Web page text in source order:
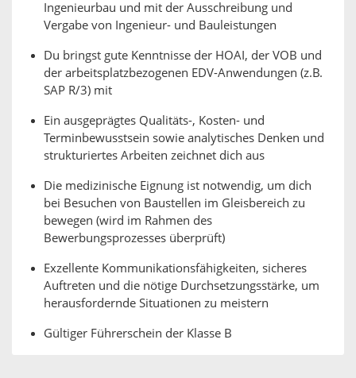
Ingenieurbau und mit der Ausschreibung und
Vergabe von Ingenieur- und Bauleistungen
Du bringst gute Kenntnisse der HOAI, der VOB und
der arbeitsplatzbezogenen EDV-Anwendungen (z.B.
SAP R/3) mit
Ein ausgeprägtes Qualitäts-, Kosten- und
Terminbewusstsein sowie analytisches Denken und
strukturiertes Arbeiten zeichnet dich aus
Die medizinische Eignung ist notwendig, um dich
bei Besuchen von Baustellen im Gleisbereich zu
bewegen (wird im Rahmen des
Bewerbungsprozesses überprüft)
Exzellente Kommunikationsfähigkeiten, sicheres
Auftreten und die nötige Durchsetzungsstärke, um
herausfordernde Situationen zu meistern
Gültiger Führerschein der Klasse B